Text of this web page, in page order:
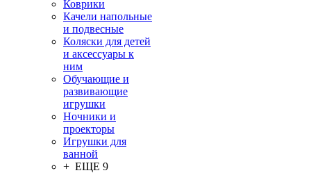
Коврики
Качели напольные
и подвесные
Коляски для детей
и аксессуары к
ним
Обучающие и
развивающие
игрушки
Ночники и
проекторы
Игрушки для
ванной
+ ЕЩЕ 9